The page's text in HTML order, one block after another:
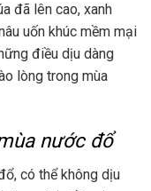
đã lên cao, xanh
uốn khúc mềm mại
điều dịu dàng
lòng trong mùa
nước đổ
có thể không dịu